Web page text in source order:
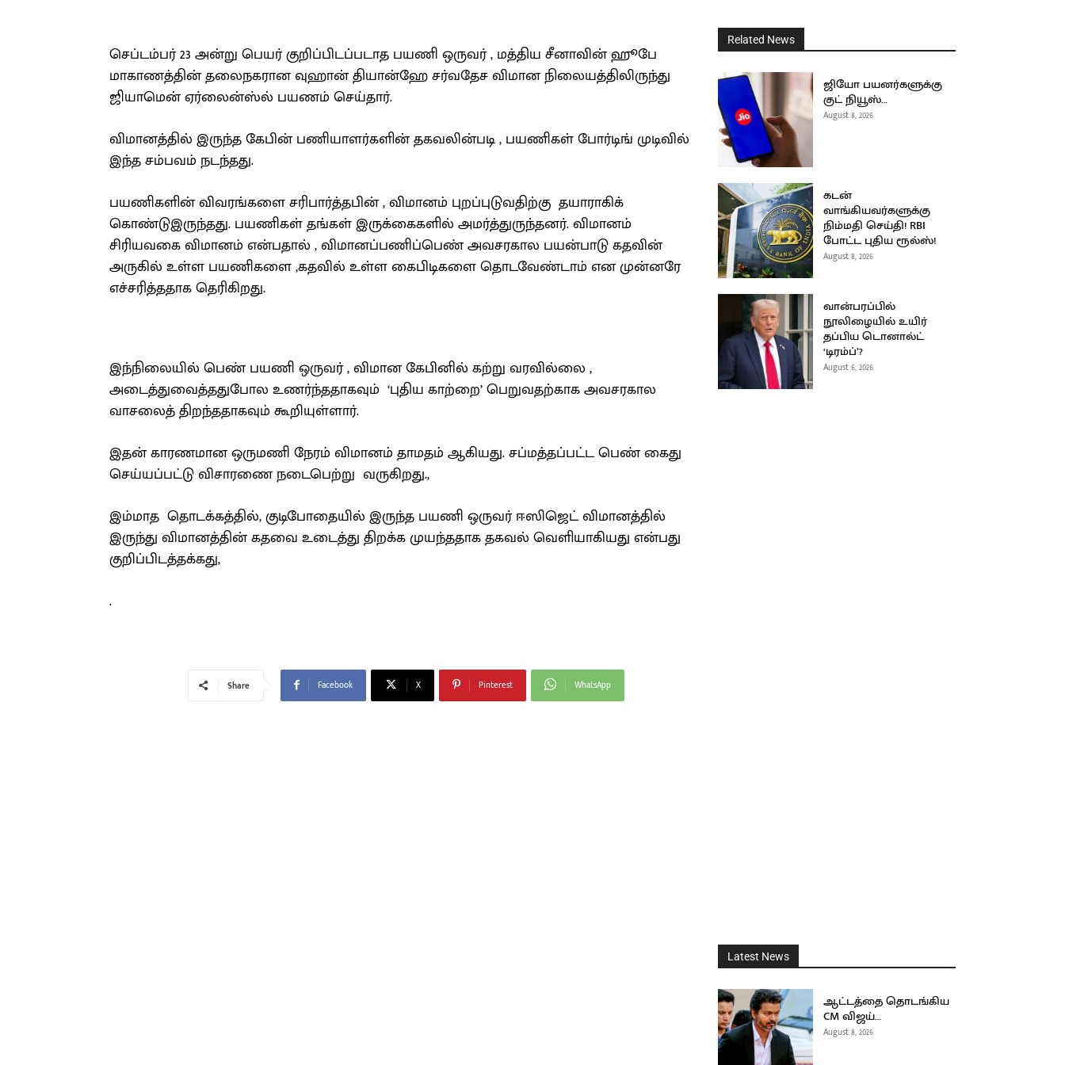
செப்டம்பர் 23 அன்று பெயர் குறிப்பிடப்படாத பயணி ஒருவர் , மத்திய சீனாவின் ஹூபே
மாகாணத்தின் தலைநகரான வுஹான் தியான்ஹே சர்வதேச விமான நிலையத்திலிருந்து
ஜியாமென் ஏர்லைன்ஸ்ல் பயணம் செய்தார்.
விமானத்தில் இருந்த கேபின் பணியாளர்களின் தகவலின்படி , பயணிகள் போர்டிங் முடிவில்
இந்த சம்பவம் நடந்தது.
பயணிகளின் விவரங்களை சரிபார்த்தபின் , விமானம் புறப்புடுவதிற்கு தயாராகிக்
கொண்டுஇருந்தது. பயணிகள் தங்கள் இருக்கைகளில் அமர்த்துருந்தனர். விமானம்
சிரியவகை விமானம் என்பதால் , விமானப்பணிப்பெண் அவசரகால பயன்பாடு கதவின்
அருகில் உள்ள பயணிகளை ,கதவில் உள்ள கைபிடிகளை தொடவேண்டாம் என முன்னரே
எச்சரித்ததாக தெரிகிறது.
இந்நிலையில் பெண் பயணி ஒருவர் , விமான கேபினில் கற்று வரவில்லை ,
அடைத்துவைத்ததுபோல உணர்ந்ததாகவும் ‘புதிய காற்றை’ பெறுவதற்காக அவசரகால
வாசலைத் திறந்ததாகவும் கூறியுள்ளார்.
இதன் காரணமான ஒருமணி நேரம் விமானம் தாமதம் ஆகியது. சப்மத்தப்பட்ட பெண் கைது
செய்யப்பட்டு விசாரணை நடைபெற்று வருகிறது.,
இம்மாத தொடக்கத்தில், குடிபோதையில் இருந்த பயணி ஒருவர் ஈஸிஜெட் விமானத்தில்
இருந்து விமானத்தின் கதவை உடைத்து திறக்க முயந்ததாக தகவல் வெளியாகியது என்பது
குறிப்பிடத்தக்கது,
.
Share Facebook X Pinterest WhatsApp
Related News
ஜியோ பயனர்களுக்கு
குட் நியூஸ்…
August 8, 2026
கடன்
வாங்கியவர்களுக்கு
நிம்மதி செய்தி! RBI
போட்ட புதிய ரூல்ஸ்!
August 8, 2026
வான்பரப்பில்
நூலிழையில் உயிர்
தப்பிய டொனால்ட்
‘டிரம்ப்’?
August 6, 2026
Latest News
ஆட்டத்தை தொடங்கிய
CM விஜய்…
August 8, 2026